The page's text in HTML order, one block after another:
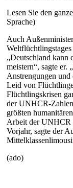
Lesen Sie den
Sprache)
Auch
„Deutschland kann
meistern“, sagte er.
Anstrengungen und
Leid von
Flüchtlingskrisen
der UNHCR-
größten
Arbeit der UNHCR
Vorjahr, sagte der
(ado)